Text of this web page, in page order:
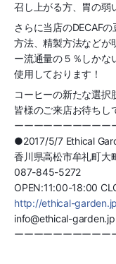
召し上がる方、胃の弱
さらに当店のDECAF
方法、精製方法などが
ー流通量の５％しかな
使用しております！
コーヒーの新たな選択
皆様のご来店お待ちし
ーーーーーーーーーー
●2017/5/7 Ethical
香川県高松市牟礼町大
087-845-5272
OPEN:11:00-18:00
http://ethical-
info@ethical-garden.jp
ーーーーーーーーーー